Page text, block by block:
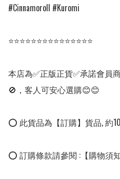
#Cinnamoroll #Kuromi
⭐⭐⭐⭐⭐⭐⭐⭐⭐⭐⭐⭐⭐⭐⭐
本店為✅正版正貨✅承諾會員
🚫，客人可安心選購😊😊
⭕ 此貨品為【訂購】貨品, 約
⭕ 訂購條款請參閱 :【購物須